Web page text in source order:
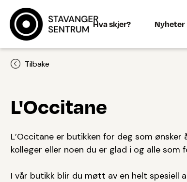
Hva skjer? Nyheter
Tilbake
L'Occitane
L’Occitane er butikken for deg som
kolleger eller noen du er glad i og alle som
I vår butikk blir du møtt av en helt spesiell